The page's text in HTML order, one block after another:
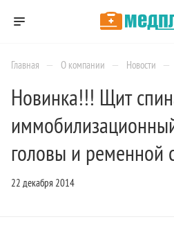
Главная — О компании — Новости —
Новинка!!! Щит
головы и ременной
22 декабря 2014